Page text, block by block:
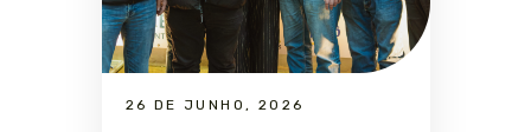
26 DE JUNHO, 2026